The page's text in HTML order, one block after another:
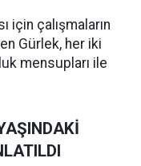
için çalışmaların
Gürlek, her iki
mensupları ile